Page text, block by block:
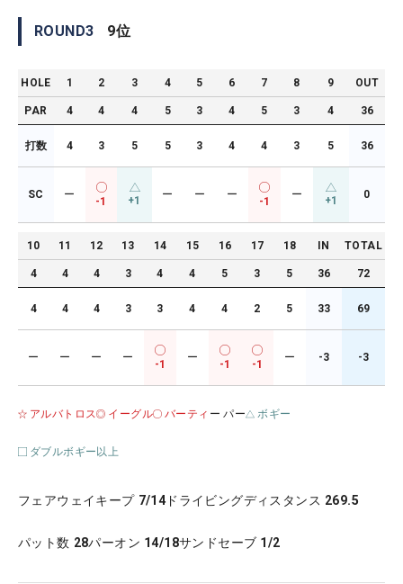
ROUND3 9位
HOLE 1 2 3 4 5 6 7 8 9 OUT
PAR 4 4 4 5 3 4 5 3 4 36
打数 4 3 5 5 3 4 4 3 5 36
SC ー
-1 +1 ー ー ー
-1
ー +1 0
10 11 12 13 14 15 16 17 18 IN TOTAL
4 4 4 3 4 4 5 3 5 36 72
4 4 4 3 3 4 4 2 5 33 69
ー ー ー ー
-1
ー
-1 -1
ー -3 -3
アルバトロス イーグル バーティ ー パー ボギー
ダブルボギー以上
フェアウェイキープ 7/14 ドライビングディスタンス 269.5
パット数 28パーオン 14/18サンドセーブ 1/2